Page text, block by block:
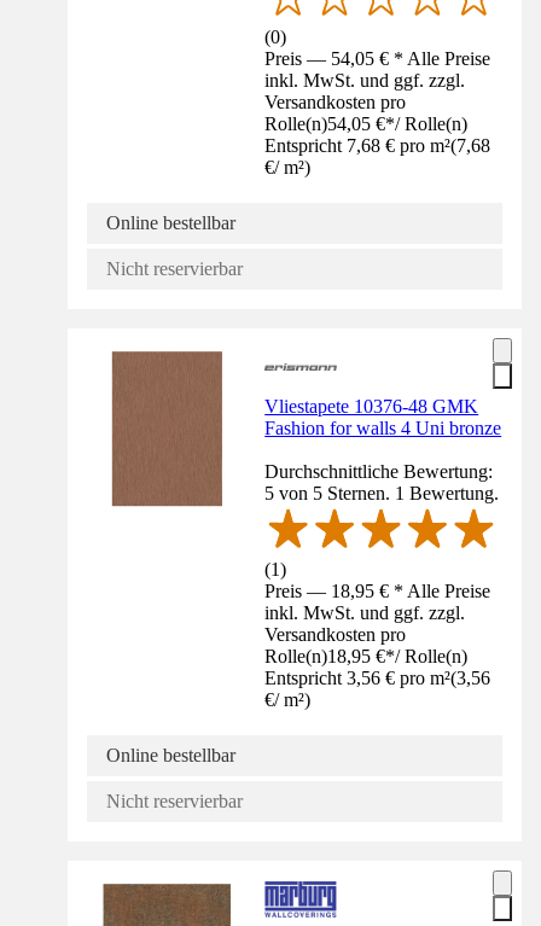
(0)
Preis — 54,05 € * Alle Preise
inkl. MwSt. und ggf. zzgl.
Versandkosten pro
Rolle(n)54,05 €*/ Rolle(n)
Entspricht 7,68 € pro m²(7,68
€/ m²)
Online bestellbar
Nicht reservierbar
Vliestapete 10376-48 GMK
Fashion for walls 4 Uni bronze
Durchschnittliche Bewertung:
5 von 5 Sternen. 1 Bewertung.
(1)
Preis — 18,95 € * Alle Preise
inkl. MwSt. und ggf. zzgl.
Versandkosten pro
Rolle(n)18,95 €*/ Rolle(n)
Entspricht 3,56 € pro m²(3,56
€/ m²)
Online bestellbar
Nicht reservierbar